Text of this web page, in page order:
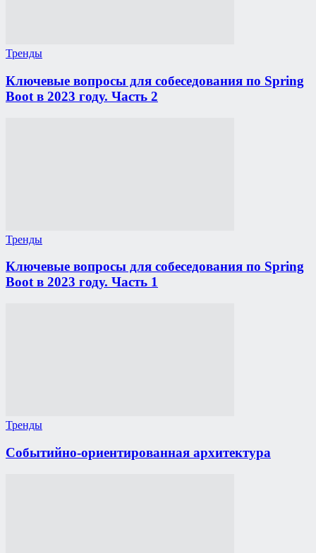
Тренды
Ключевые вопросы для собеседования по Spring
Boot в 2023 году. Часть 2
Тренды
Ключевые вопросы для собеседования по Spring
Boot в 2023 году. Часть 1
Тренды
Событийно-ориентированная архитектура